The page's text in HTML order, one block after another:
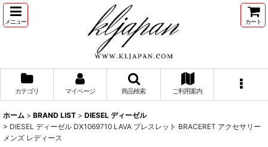
メニュー カート
カテゴリ マイページ 商品検索 ご利用案内
ホーム > BRAND LIST > DIESEL ディーゼル
> DIESEL ディーゼル DX1069710 LAVA ブレスレット BRACERET アクセサリー
メンズ レディース